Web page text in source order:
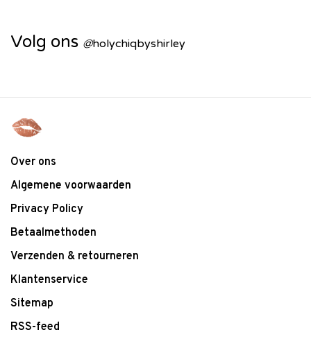
Volg ons @holychiqbyshirley
Over ons
Algemene voorwaarden
Privacy Policy
Betaalmethoden
Verzenden & retourneren
Klantenservice
Sitemap
RSS-feed